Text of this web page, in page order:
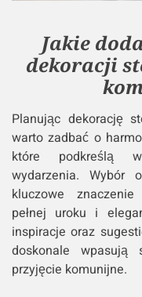
Jakie
dekoracji
Planując dekorację
warto zadbać o
które podkreślą
wydarzenia. Wybór
kluczowe
pełnej uroku i
inspiracje oraz
doskonale
przyjęcie komunijne.